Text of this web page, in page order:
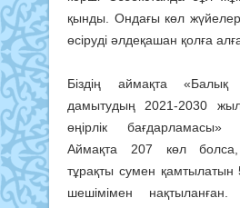
қынды. Ондағы көл
өсіруді әлдеқашан қолға
Біздің аймақта «Балық
дамытудың 2021-2030
өңірлік бағдар­ла­ма­сы»
Аймақта 207 көл
тұрақты су­мен қамтылатын
шешімімен